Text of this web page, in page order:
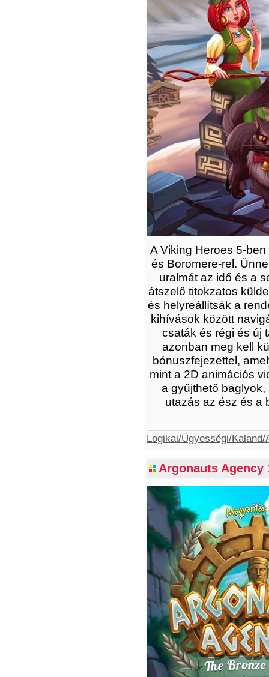
A Viking Heroes 5-
és Boromere-rel.
uralmát az idő és a
átszelő titokzatos
és helyreállítsák a
kihívások között
csaták és régi és új
azonban meg kell
bónuszfejezettel,
mint a 2D animációs
a gyűjthető
utazás az ész és a
Logikai/Ügyességi/Kaland/
Argonauts Agency